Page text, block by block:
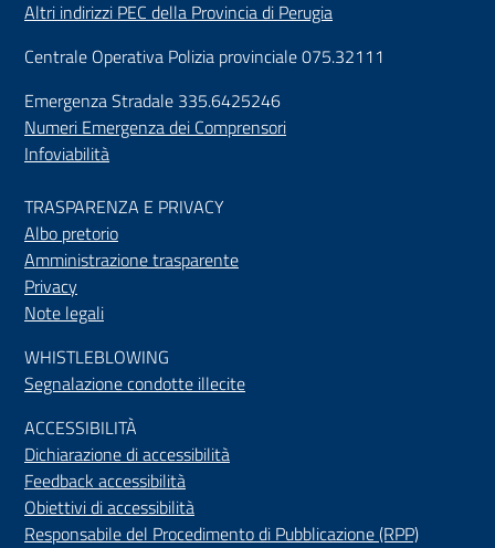
Altri indirizzi PEC della Provincia di Perugia
Centrale Operativa Polizia provinciale 075.32111
Emergenza Stradale 335.6425246
Numeri Emergenza dei Comprensori
Infoviabilità
TRASPARENZA E PRIVACY
Albo pretorio
Amministrazione trasparente
Privacy
Note legali
WHISTLEBLOWING
Segnalazione condotte illecite
ACCESSIBILITÀ
Dichiarazione di accessibilità
Feedback accessibilità
Obiettivi di accessibilità
Responsabile del Procedimento di Pubblicazione (RPP)